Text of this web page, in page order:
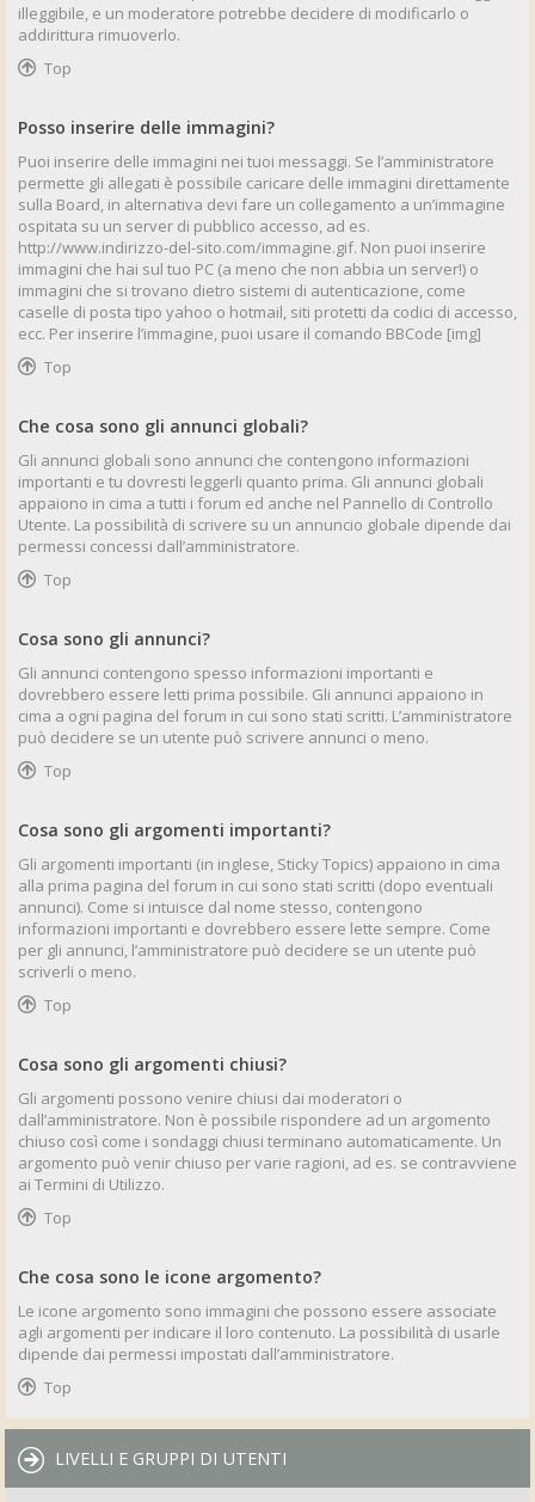
illeggibile, e un moderatore potrebbe decidere di modificarlo o
addirittura rimuoverlo.
Top
Posso inserire delle immagini?
Puoi inserire delle immagini nei tuoi messaggi. Se l’amministratore
permette gli allegati è possibile caricare delle immagini direttamente
sulla Board, in alternativa devi fare un collegamento a un’immagine
ospitata su un server di pubblico accesso, ad es.
http://www.indirizzo-del-sito.com/immagine.gif. Non puoi inserire
immagini che hai sul tuo PC (a meno che non abbia un server!) o
immagini che si trovano dietro sistemi di autenticazione, come
caselle di posta tipo yahoo o hotmail, siti protetti da codici di accesso,
ecc. Per inserire l’immagine, puoi usare il comando BBCode [img]
Top
Che cosa sono gli annunci globali?
Gli annunci globali sono annunci che contengono informazioni
importanti e tu dovresti leggerli quanto prima. Gli annunci globali
appaiono in cima a tutti i forum ed anche nel Pannello di Controllo
Utente. La possibilità di scrivere su un annuncio globale dipende dai
permessi concessi dall’amministratore.
Top
Cosa sono gli annunci?
Gli annunci contengono spesso informazioni importanti e
dovrebbero essere letti prima possibile. Gli annunci appaiono in
cima a ogni pagina del forum in cui sono stati scritti. L’amministratore
può decidere se un utente può scrivere annunci o meno.
Top
Cosa sono gli argomenti importanti?
Gli argomenti importanti (in inglese, Sticky Topics) appaiono in cima
alla prima pagina del forum in cui sono stati scritti (dopo eventuali
annunci). Come si intuisce dal nome stesso, contengono
informazioni importanti e dovrebbero essere lette sempre. Come
per gli annunci, l’amministratore può decidere se un utente può
scriverli o meno.
Top
Cosa sono gli argomenti chiusi?
Gli argomenti possono venire chiusi dai moderatori o
dall’amministratore. Non è possibile rispondere ad un argomento
chiuso così come i sondaggi chiusi terminano automaticamente. Un
argomento può venir chiuso per varie ragioni, ad es. se contravviene
ai Termini di Utilizzo.
Top
Che cosa sono le icone argomento?
Le icone argomento sono immagini che possono essere associate
agli argomenti per indicare il loro contenuto. La possibilità di usarle
dipende dai permessi impostati dall’amministratore.
Top
LIVELLI E GRUPPI DI UTENTI